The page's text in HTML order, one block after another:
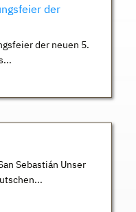
der
der neuen 5.
Sebastián Unser